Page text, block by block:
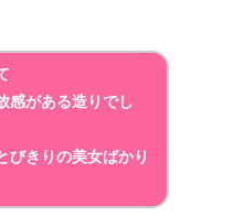
感がある造りでし
びきりの美女ばかり